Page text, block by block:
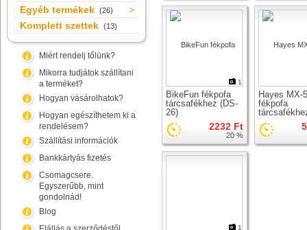
Egyéb termékek (26)
Komplett szettek (13)
Miért rendelj tőlünk?
Mikorra tudjátok szállítani
a terméket?
Hogyan vásárolhatok?
Hogyan egészíthetem ki a
rendelésem?
Szállítási információk
Bankkártyás fizetés
Csomagcsere.
Egyszerűbb, mint
gondolnád!
Blog
1
BikeFun fékpofa
tárcsafékhez (DS-
26)
2232 Ft
20 %
Hayes MX-5
fékpofa
1